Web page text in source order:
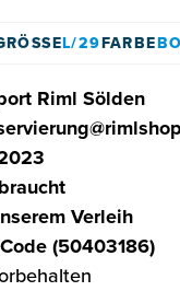
L/29FARBE
Riml Sölden
Verleih
(50403186)